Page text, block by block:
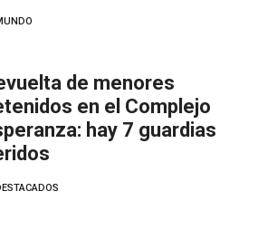
de menores
en el Complejo
hay 7 guardias